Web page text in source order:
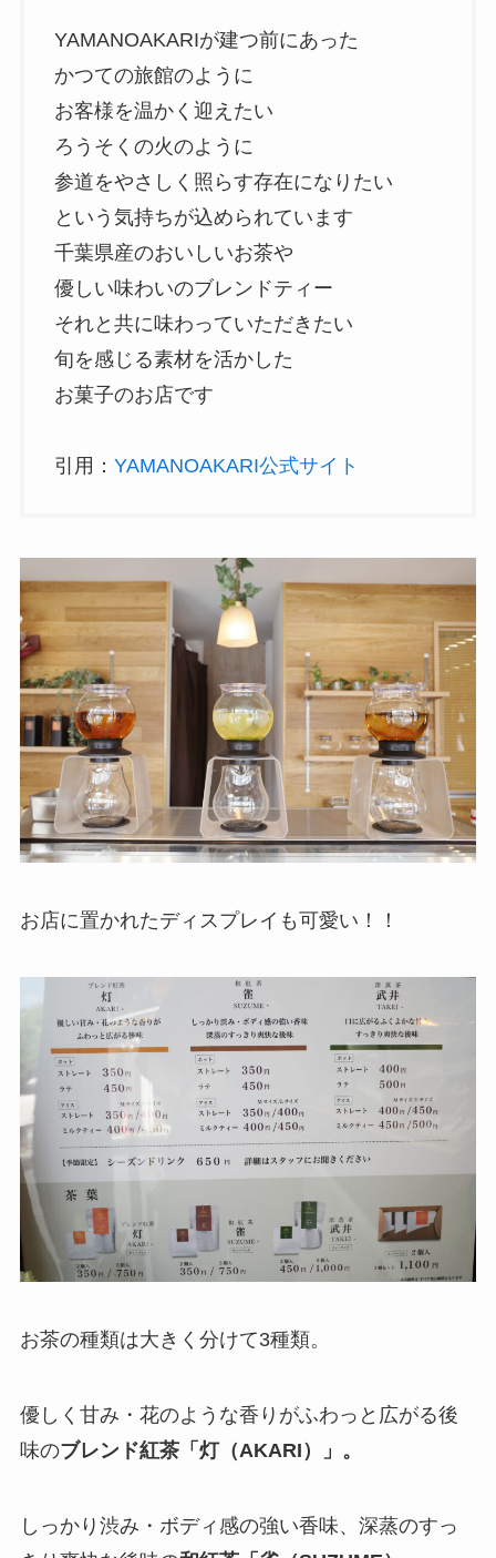
YAMANOAKARIが建つ前にあった
かつての旅館のように
お客様を温かく迎えたい
ろうそくの火のように
参道をやさしく照らす存在になりたい
という気持ちが込められています
千葉県産のおいしいお茶や
優しい味わいのブレンドティー
それと共に味わっていただきたい
旬を感じる素材を活かした
お菓子のお店です
引用： YAMANOAKARI公式サイト
お店に置かれたディスプレイも可愛い！！
お茶の種類は大きく分けて3種類。
優しく甘み・花のような香りがふわっと広がる後
味のブレンド紅茶「灯（AKARI）」。
しっかり渋み・ボディ感の強い香味、深蒸のすっ